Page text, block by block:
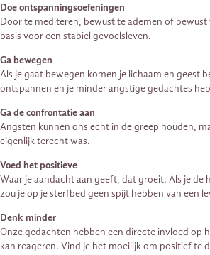
Doe ontspanningsoefeningen
Door te mediteren, bewust te ademen of
basis voor een stabiel gevoelsleven.
Ga bewegen
Als je gaat bewegen komen je lichaam en
ontspannen en je minder angstige gedachtes
Ga de confrontatie aan
Angsten kunnen ons echt in de greep houden,
eigenlijk terecht was.
Voed het positieve
Waar je aandacht aan geeft, dat groeit. Als je
zou je op je sterfbed geen spijt hebben van een
Denk minder
Onze gedachten hebben een directe invloed op
kan reageren. Vind je het moeilijk om positief te